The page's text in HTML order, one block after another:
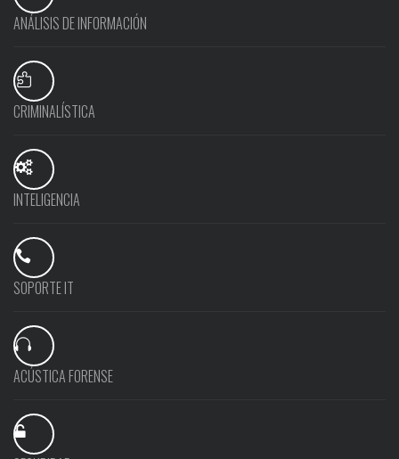
ANÁLISIS DE INFORMACIÓN
CRIMINALÍSTICA
INTELIGENCIA
SOPORTE IT
ACÚSTICA FORENSE